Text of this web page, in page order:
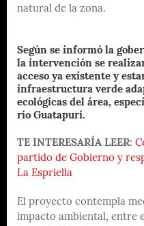
natural de la zona.
Según se informó la
la intervención se
acceso ya existente y
infraestructura verde
ecológicas del área,
río Guatapurí.
TE INTERESARÍA LEER:
partido de Gobierno y
La Espriella
El proyecto contempla
impacto ambiental, entre